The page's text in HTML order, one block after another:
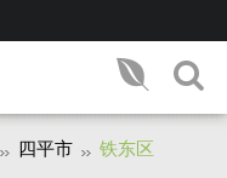
四平市 铁东区